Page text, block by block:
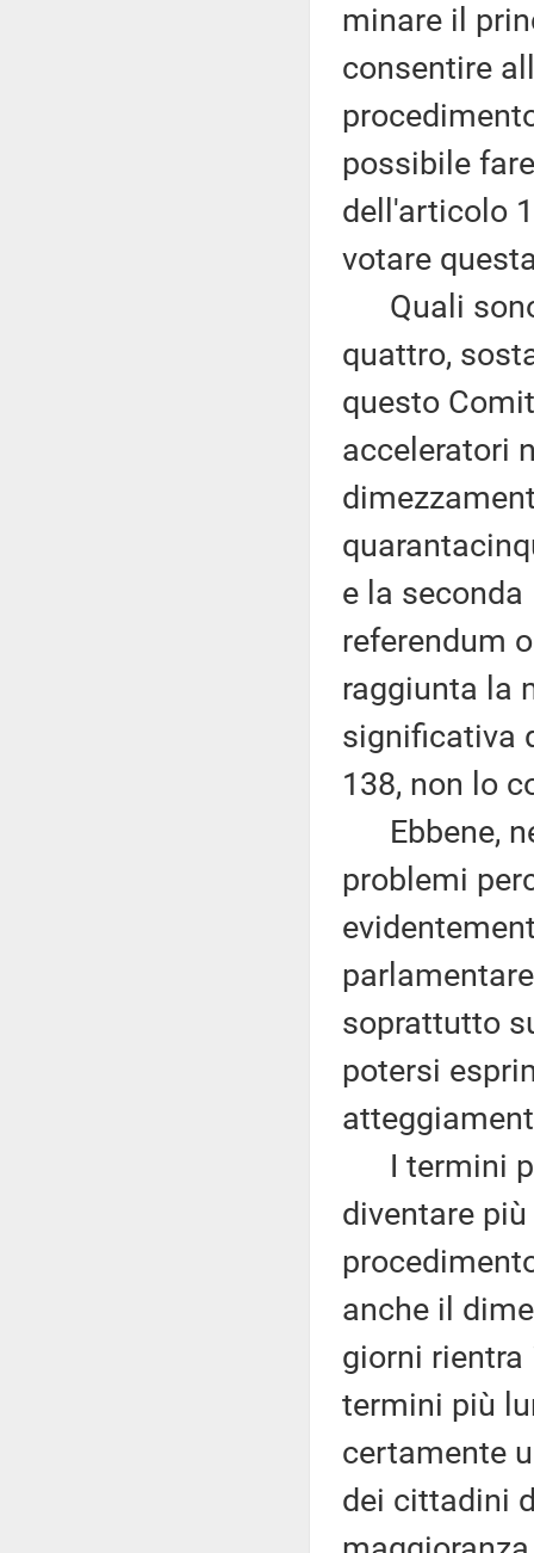
minare il
consentire
possibile
dell'articolo
votare
Quali sono
quattro,
questo
acceleratori
e la
referendum
raggiunta la
significativa
138, non lo
Ebbene,
problemi
soprattutto
potersi
I termini
diventare
anche il
giorni
termini più
certamente
dei cittadini